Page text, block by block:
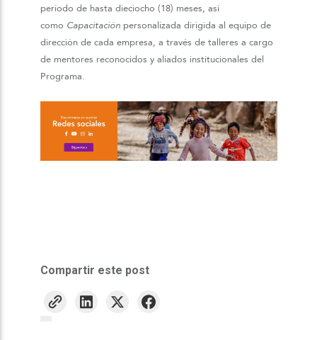
período de hasta dieciocho (18) meses, así
como Capacitaciónpersonalizada dirigida al equipo de
dirección de cada empresa, a través de talleres a cargo
de mentores reconocidos y aliados institucionales del
Programa.
Compartir este post